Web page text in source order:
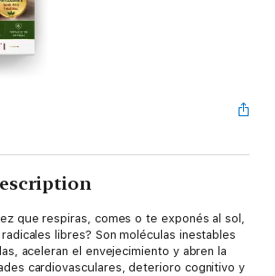
que respiras, comes o te exponés al sol,
libres? Son moléculas inestables
aceleran el envejecimiento y abren la
cardiovasculares, deterioro cognitivo y